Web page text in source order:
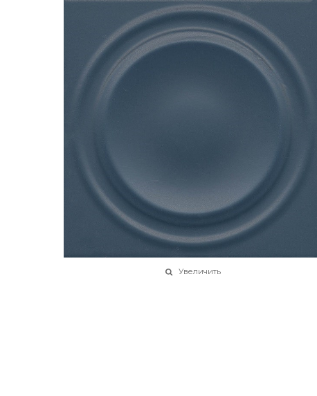
Увеличить